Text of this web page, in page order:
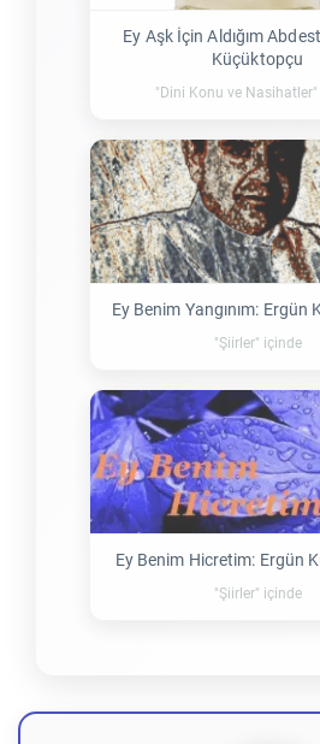
Ey Aşk İçin Aldığım
Küçüktopçu
"Dini Konu ve
Ey Benim Yangınım: Ergün
"Şiirler" içinde
Ey Benim Hicretim: Ergün
"Şiirler" içinde